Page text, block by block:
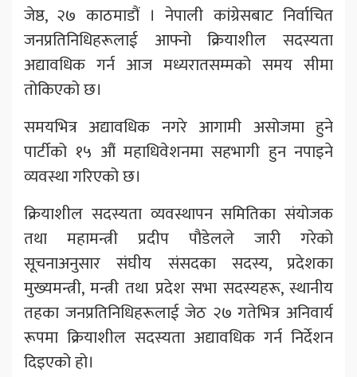
जेष्ठ, २७ काठमाडौं । नेपाली कांग्रेसबाट निर्वाचित
जनप्रतिनिधिहरूलाई आफ्नो क्रियाशील सदस्यता
अद्यावधिक गर्न आज मध्यरातसम्मको समय सीमा
तोकिएको छ।
समयभित्र अद्यावधिक नगरे आगामी असोजमा हुने
पार्टीको १५ औं महाधिवेशनमा सहभागी हुन नपाइने
व्यवस्था गरिएको छ।
क्रियाशील सदस्यता व्यवस्थापन समितिका संयोजक
तथा महामन्त्री प्रदीप पौडेलले जारी गरेको
सूचनाअनुसार संघीय संसदका सदस्य, प्रदेशका
मुख्यमन्त्री, मन्त्री तथा प्रदेश सभा सदस्यहरू, स्थानीय
तहका जनप्रतिनिधिहरूलाई जेठ २७ गतेभित्र अनिवार्य
रूपमा क्रियाशील सदस्यता अद्यावधिक गर्न निर्देशन
दिइएको हो।